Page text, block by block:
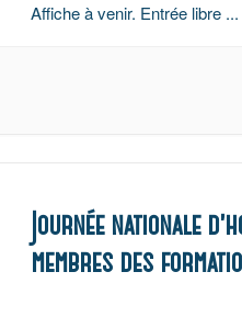
Affiche à venir. Entrée libre ...
Journée nationale
membres des